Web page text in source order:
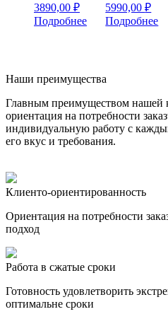
3890,00 ₽
Подробнее
5990,00₽
Подробнее
Наши преимущества
Главным преимуществом нашей
ориентация на потребности
индивидуальную работу с
его вкус и требования.
Клиенто-ориентированность
Ориентация на потребности
подход
Работа в сжатые сроки
Готовность удовлетворить
оптимальне сроки